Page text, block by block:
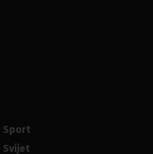
Sport
Svijet